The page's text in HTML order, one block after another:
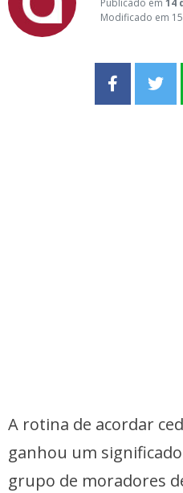
Publicado em 14
Modificado em
A rotina de acordar
ganhou um
grupo de moradores